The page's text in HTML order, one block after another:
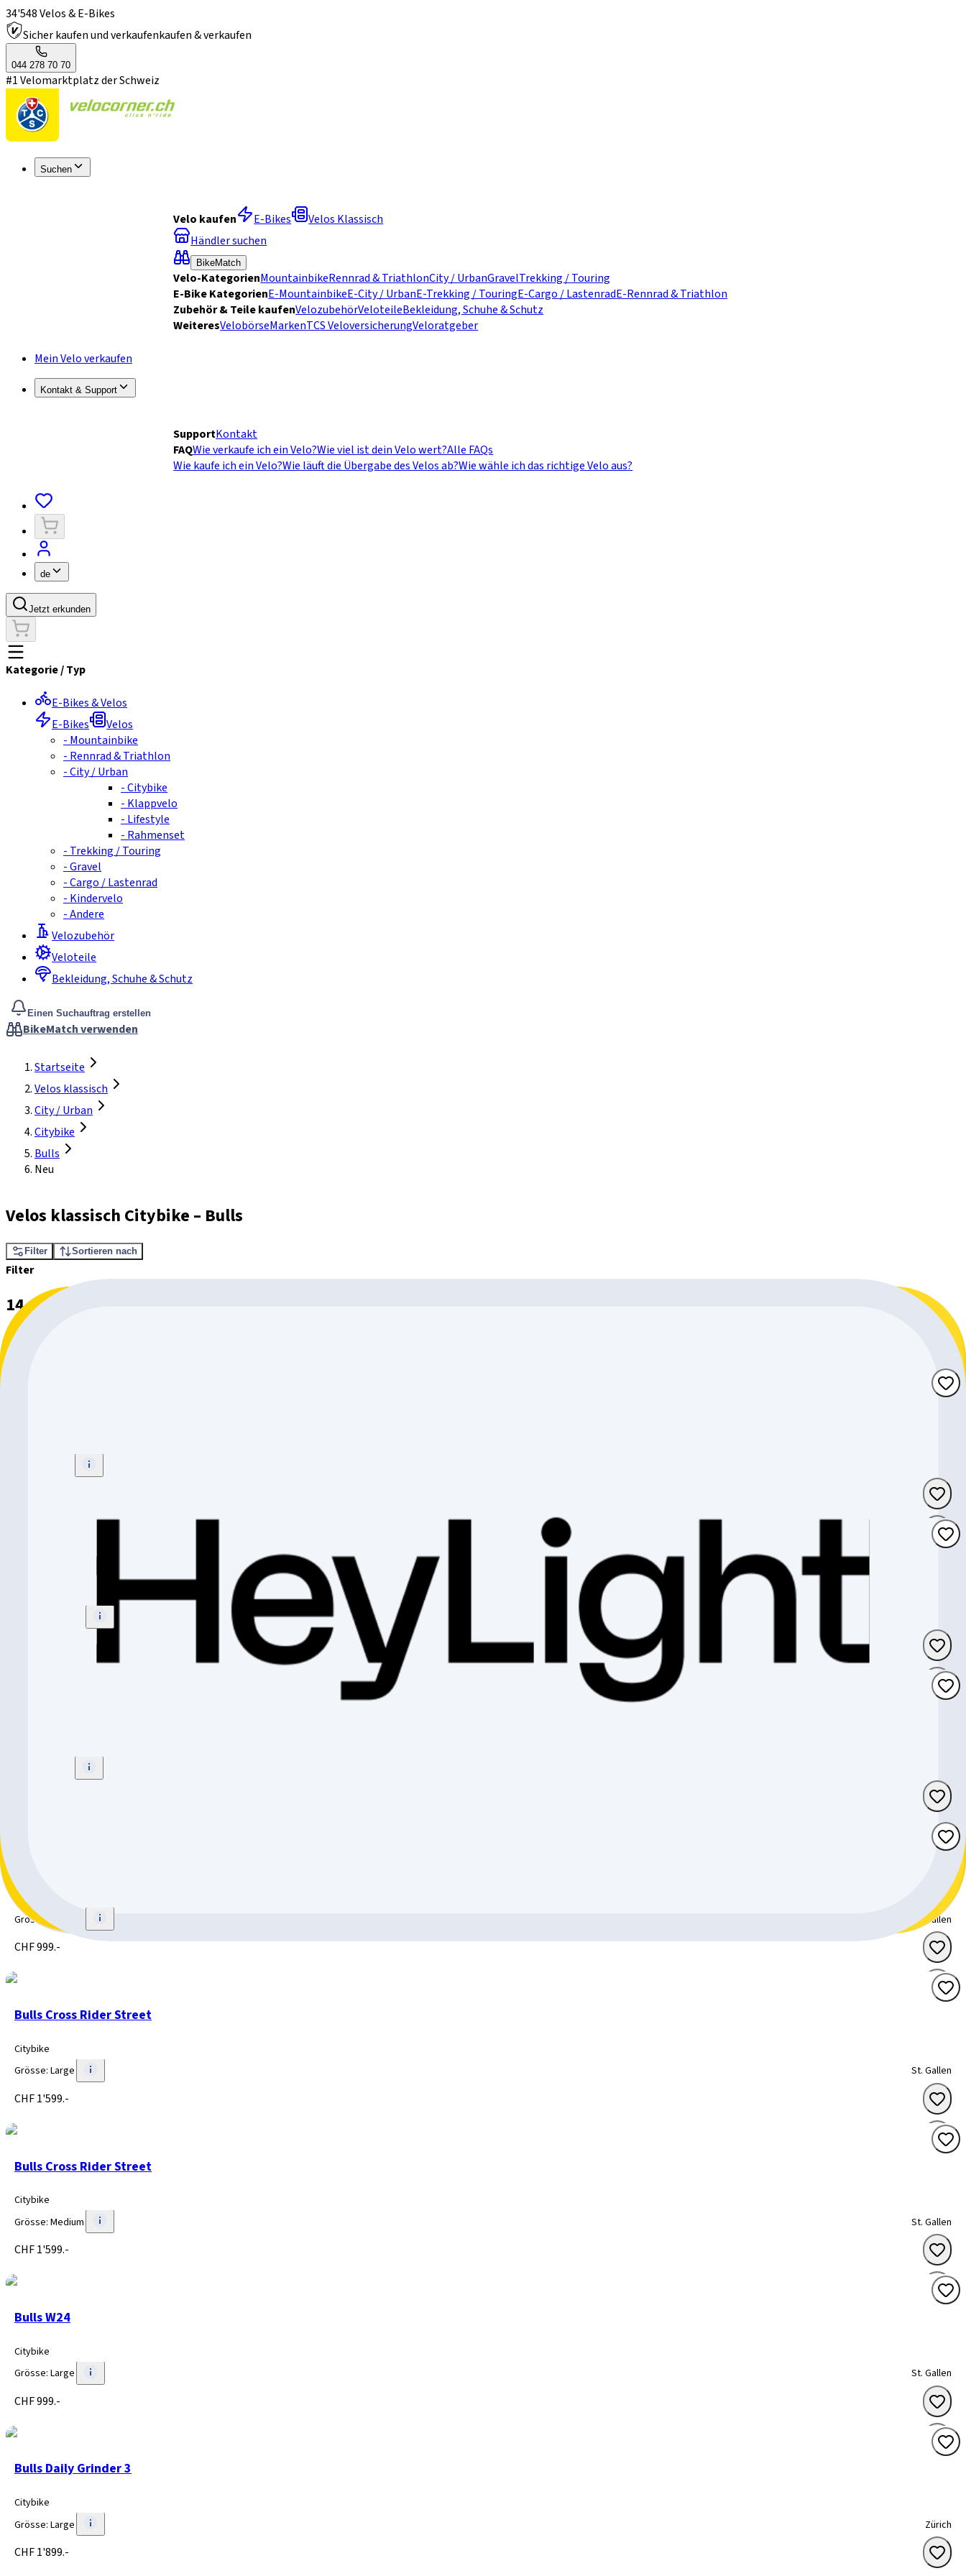
34'548 Velos & E-Bikes
Sicher kaufen und verkaufenkaufen & verkaufen
044 278 70 70
#1 Velomarktplatz der Schweiz
Suchen
Velo kaufen E-Bikes
Velos Klassisch
Händler suchen
BikeMatch
Velo-KategorienMountainbikeRennrad & TriathlonCity / UrbanGravelTrekking / Touring
E-Bike KategorienE-MountainbikeE-City / UrbanE-Trekking / TouringE-Cargo / LastenradE-Rennrad & Triathlon
Zubehör & Teile kaufenVelozubehörVeloteileBekleidung, Schuhe & Schutz
WeiteresVelobörseMarkenTCS VeloversicherungVeloratgeber
Mein Velo verkaufen
Kontakt & Support
SupportKontakt
FAQWie verkaufe ich ein Velo?Wie viel ist dein Velo wert?Alle FAQs
Wie kaufe ich ein Velo?Wie läuft die Übergabe des Velos ab?Wie wähle ich das richtige Velo aus?
de
Jetzt erkunden
Kategorie/Typ
E-Bikes & Velos
E-Bikes
Velos
- Mountainbike
- Rennrad & Triathlon
-City / Urban
-Citybike
- Klappvelo
- Lifestyle
- Rahmenset
- Trekking / Touring
-Gravel
-Cargo / Lastenrad
- Kindervelo
-Andere
Velozubehör
Veloteile
Bekleidung, Schuhe & Schutz
Einen Suchauftrag erstellen
BikeMatch verwenden
Startseite
Velos klassisch
City / Urban
Citybike
Bulls
Neu
Velos klassisch Citybike – Bulls
Filter Sortieren nach
Filter
14 Citybike
Sortieren nach
Die von dir gesuchte Anzeige ist nicht mehr verfügbar.
Bulls Urban Cologne
Citybike
Grösse: St. Gallen
CHF 999.-
Bulls Cross Rider Street
Citybike
Grösse: Large St. Gallen
CHF 1'599.-
Bulls Cross Rider Street
Citybike
Grösse: Medium St. Gallen
CHF 1'599.-
Bulls W24
Citybike
Grösse: Large St. Gallen
CHF 999.-
Bulls Daily Grinder 3
Citybike
Grösse: Large Zürich
CHF 1'899.-